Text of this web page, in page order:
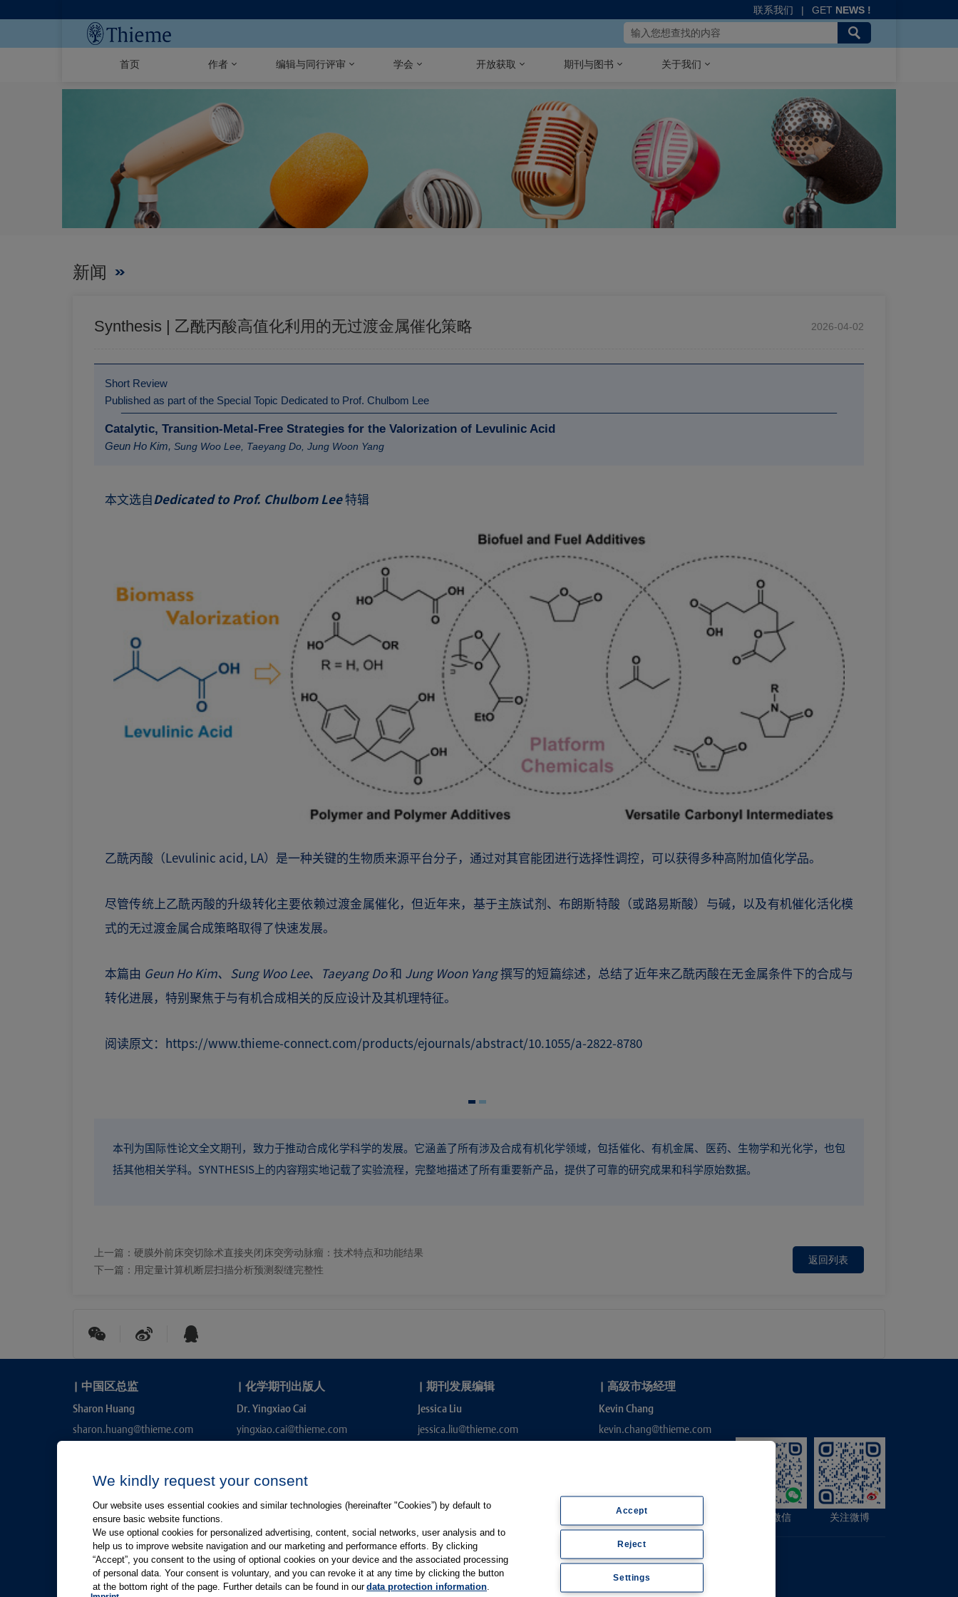
联系我们 | GET NEWS !
首页 作者 编辑与同行评审 学会 开放获取 期刊与图书 关于我们
新闻
Synthesis | 乙酰丙酸高值化利用的无过渡金属催化策略 2026-04-02
Short Review
Published as part of the Special Topic Dedicated to Prof. Chulbom Lee
Catalytic, Transition-Metal-Free Strategies for the Valorization of Levulinic Acid
Geun Ho Kim, Sung Woo Lee, Taeyang Do, Jung Woon Yang
本文选自Dedicated to Prof. Chulbom Lee特辑
乙酰丙酸（Levulinic acid, LA）是一种关键的生物质来源平台分子，通过对其官能团进行选择性调控，可以获得多种高附加值化学品。
尽管传统上乙酰丙酸的升级转化主要依赖过渡金属催化，但近年来，基于主族试剂、布朗斯特酸（或路易斯酸）与碱，以及有机催化活化模
式的无过渡金属合成策略取得了快速发展。
本篇由 Geun Ho Kim、Sung Woo Lee、Taeyang Do和 Jung Woon Yang撰写的短篇综述，总结了近年来乙酰丙酸在无金属条件下的合成与
转化进展，特别聚焦于与有机合成相关的反应设计及其机理特征。
阅读原文： https://www.thieme-connect.com/products/ejournals/abstract/10.1055/a-2822-8780
本刊为国际性论文全文期刊，致力于推动合成化学科学的发展。它涵盖了所有涉及合成有机化学领域，包括催化、有机金属、医药、生物学和光化学，也包
括其他相关学科。SYNTHESIS上的内容翔实地记载了实验流程，完整地描述了所有重要新产品，提供了可靠的研究成果和科学原始数据。
上一篇： 硬膜外前床突切除术直接夹闭床突旁动脉瘤：技术特点和功能结果
下一篇： 用定量计算机断层扫描分析预测裂缝完整性
返回列表
| 中国区总监
Sharon Huang
sharon.huang@thieme.com
| 化学期刊出版人
Dr. Yingxiao Cai
yingxiao.cai@thieme.com
| 期刊发展编辑
Jessica Liu
jessica.liu@thieme.com
| 高级市场经理
Kevin Chang
kevin.chang@thieme.com
关注微博
关注微信
有关Thieme图书翻译及版权业务，请联系：rights@thieme.de
友情链接： Thieme Group Thieme Open | Thieme-Connect
We kindly request your consent
Our website uses essential cookies and similar technologies (hereinafter "Cookies”) by default to
ensure basic website functions.
We use optional cookies for personalized advertising, content, social networks, user analysis and to
help us to improve website navigation and our marketing and performance efforts. By clicking
“Accept”, you consent to the using of optional cookies on your device and the associated processing
of personal data. Your consent is voluntary, and you can revoke it at any time by clicking the button
at the bottom right of the page. Further details can be found in ourdata protection information.
Accept
Reject
Settings